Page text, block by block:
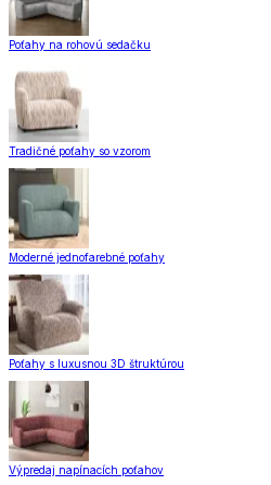
Poťahy na rohovú sedačku
Tradičné poťahy so vzorom
Moderné jednofarebné poťahy
Poťahy s luxusnou 3D štruktúrou
Výpredaj napínacích poťahov